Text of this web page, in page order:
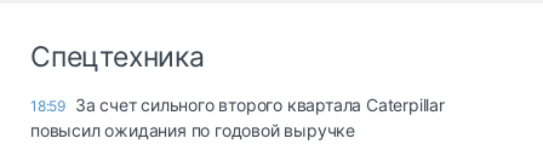
Спецтехника
18:59 За счет сильного второго квартала Caterpillar
повысил ожидания по годовой выручке